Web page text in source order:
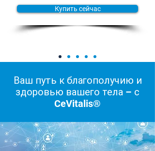
Купить сейчас
Ваш путь к благополучию и
здоровью вашего тела – с
CeVitalis®